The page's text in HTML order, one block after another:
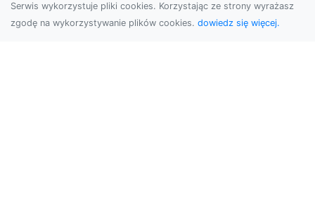
Serwis wykorzystuje pliki cookies. Korzystając ze strony wyrażasz
zgodę na wykorzystywanie plików cookies. dowiedz się więcej.